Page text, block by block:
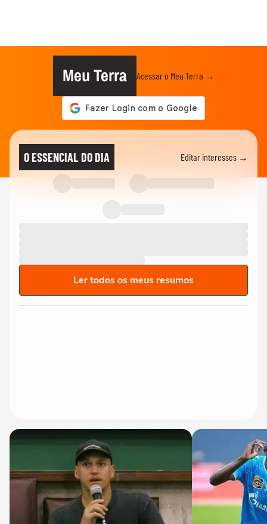
Meu Terra Acessar o Meu Terra →
O ESSENCIAL DO DIA Editar interesses →
Ler todos os meus resumos